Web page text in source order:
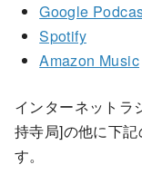
Google
Spotify
Amazon Music
インターネットラ
持寺局]の他に下
す。